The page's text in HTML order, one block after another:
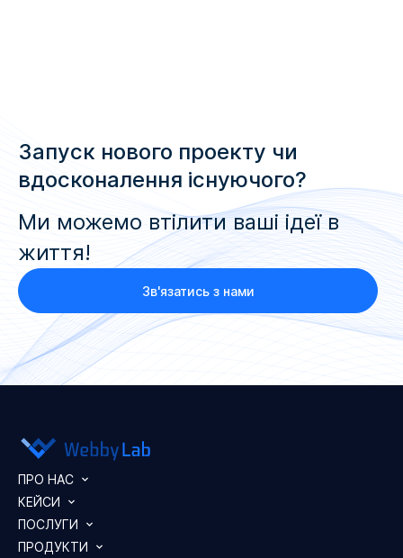
Запуск нового проекту чи
вдосконалення існуючого?
Ми можемо втілити ваші ідеї в
життя!
Зв'язатись з нами
ПРО НАС
КЕЙСИ
ПОСЛУГИ
ПРОДУКТИ